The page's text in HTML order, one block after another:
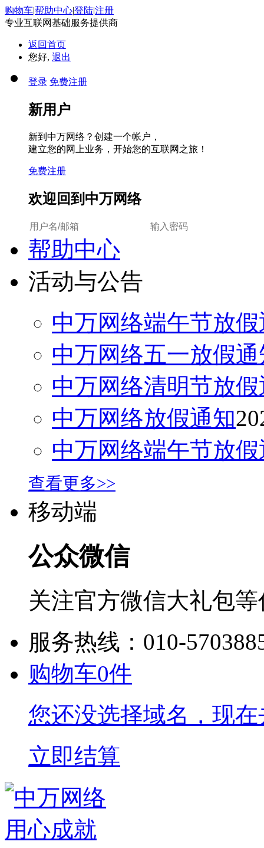
购物车|帮助中心|登陆|注册
专业互联网基础服务提供商
返回首页
您好, 退出
登录 免费注册
新用户
新到中万网络？创建一个帐户，
建立您的网上业务，开始您的互联网之旅！
免费注册
欢迎回到中万网络
帮助中心
活动与公告
中万网络端午节放
中万网络五一放假通
中万网络清明节放
中万网络放假通知
中万网络端午节放
查看更多>>
移动端
公众微信
关注官方微信大礼包
服务热线：010-
购物车0件
您还没选择域名，现在
立即结算